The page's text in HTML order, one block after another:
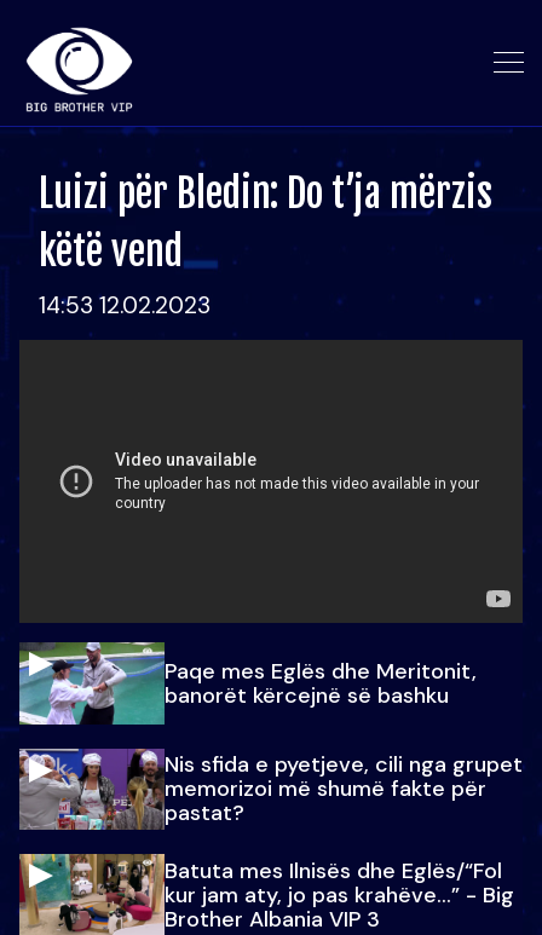
Luizi për Bledin: Do t’ja mërzis
këtë vend
14:53 12.02.2023
Paqe mes Eglës dhe Meritonit,
banorët kërcejnë së bashku
Nis sfida e pyetjeve, cili nga grupet
memorizoi më shumë fakte për
pastat?
Batuta mes Ilnisës dhe Eglës/“Fol
kur jam aty, jo pas krahëve…” - Big
Brother Albania VIP 3